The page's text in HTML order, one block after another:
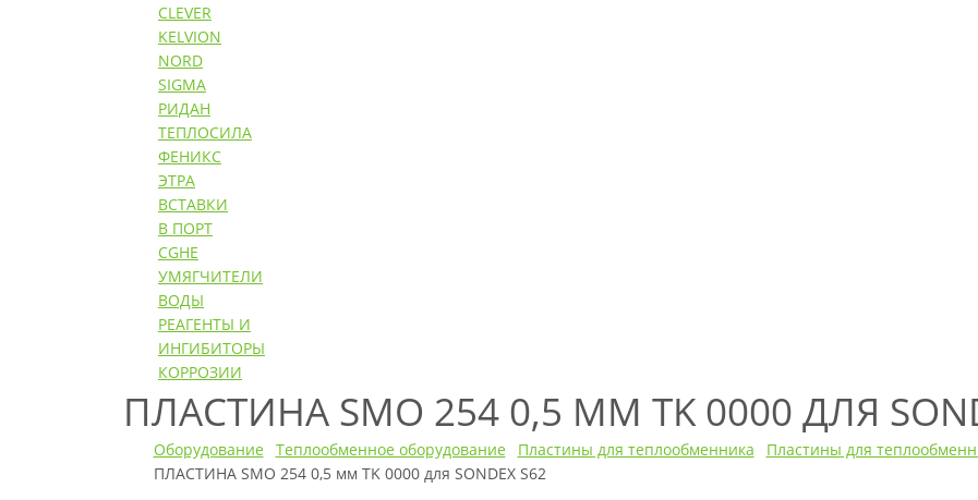
CLEVER
KELVION
NORD
SIGMA
РИДАН
ТЕПЛОСИЛА
ФЕНИКС
ЭТРА
ВСТАВКИ
В ПОРТ
CGHE
УМЯГЧИТЕЛИ
ВОДЫ
РЕАГЕНТЫ И
ИНГИБИТОРЫ
КОРРОЗИИ
ПЛАСТИНА SMO 254 0,5 ММ TK 0000 ДЛЯ
Оборудование Теплообменное оборудование Пластины для теплообменника
Пластины для
ПЛАСТИНА SMO 254 0,5 мм TK 0000 для SONDEX S62